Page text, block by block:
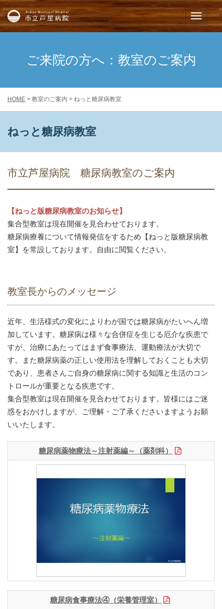
メニュー
市立芦屋病院
ご来院の方へ：教室のご案内
HOME > 教室のご案内 > ねっと糖尿病教室
ねっと糖尿病教室
市立芦屋病院 糖尿病教室のご案内
【ねっと版糖尿病教室のお知らせ】
集合型教室は現在開催を見合わせております。
糖尿病療養について情報発信をするため【ねっと版糖尿病教
室】を常設しております。自由に閲覧ください。
教室長からのメッセージ
近年、生活様式の変化によりわが国では糖尿病がたいへん増
加しています。糖尿病は様々な合併症を生じる厄介な疾患で
すが、治療にあたってはまず食事療法、運動療法が大切で
す。また糖尿病薬の正しい使用法を理解しておくことも大切
であり、患者さんご自身の糖尿病に関する知識と生活のコン
トロールが重要となる疾患です。
集合型教室は現在開催を見合わせております。皆様にはご迷
惑をおかけしますが、ご理解・ご了承くださいますようお願
いいたします。
糖尿病薬物療法～注射薬編～（薬剤科）
糖尿病食事療法④（栄養管理室）